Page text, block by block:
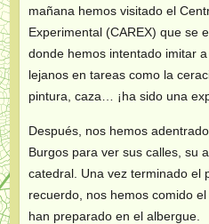
mañana hemos visitado el
Experimental (CAREX) que se
donde hemos intentado imitar
lejanos en tareas como la
pintura, caza… ¡ha sido una
Después, nos hemos
Burgos para ver sus calles, su
catedral. Una vez terminado el
recuerdo, nos hemos comido
han preparado en el albergue.